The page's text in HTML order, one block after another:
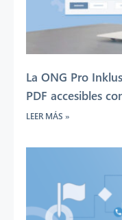
La ONG Pro
PDF accesibles
LEER MÁS »